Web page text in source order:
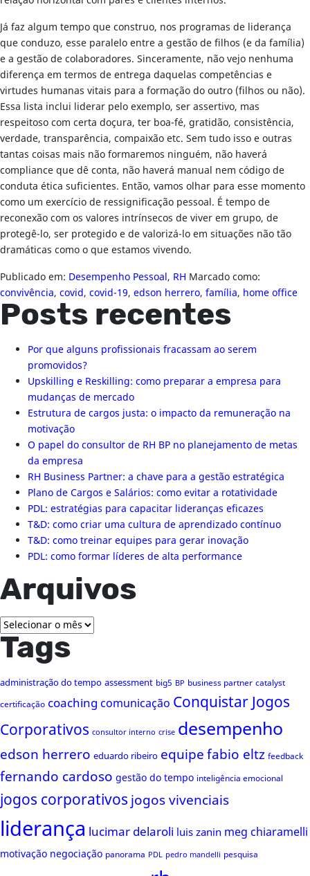
Já faz algum tempo que construo, nos programas de liderança
que conduzo, esse paralelo entre a gestão de filhos (e da família)
e a gestão de colaboradores. Sinceramente, não vejo nenhuma
diferença em termos de entrega daquelas competências e
virtudes humanas vitais para a formação do outro (filhos ou não).
Essa lista inclui liderar pelo exemplo, ser assertivo, mas
respeitoso com certa doçura, ter boa-fé, gratidão, consistência,
verdade, transparência, compaixão etc. Sem tudo isso e outras
tantas coisas mais não formaremos ninguém, não haverá
compliance que dê conta, não haverá manual nem código de
conduta ética suficientes. Então, vamos olhar para esse momento
como um exercício de ressignificação pessoal. É tempo de
reconexão com os valores intrínsecos de viver em grupo, de
protegê-lo, ser protegido e de valorizá-lo em situações não tão
dramáticas como o que estamos vivendo.
Publicado em: Desempenho Pessoal, RH Marcado como:
convivência, covid, covid-19, edson herrero, família, home office
Posts recentes
Por que alguns profissionais fracassam ao serem
promovidos?
Upskilling e Reskilling: como preparar a empresa para
mudanças de mercado
Estrutura de cargos justa: o impacto da remuneração na
motivação
O papel do consultor de RH BP no planejamento de metas
da empresa
RH Business Partner: a chave para a gestão estratégica
Plano de Cargos e Salários: como evitar a rotatividade
PDL: estratégias para capacitar lideranças eficazes
T&D: como criar uma cultura de aprendizado contínuo
T&D: como treinar equipes para gerar inovação
PDL: como formar líderes de alta performance
Arquivos
Arquivos
Tags
administração do tempo assessment big5 BP business partner catalyst
certificação coaching comunicação Conquistar Jogos
Corporativos consultor interno crise desempenho
edson herrero eduardo ribeiro equipefabio eltz feedback
fernando cardoso gestão do tempo inteligência emocional
jogos corporativos jogos vivenciais
liderança lucimar delaroli luis zanin meg chiaramelli
motivação negociação panorama PDL pedro mandelli pesquisa